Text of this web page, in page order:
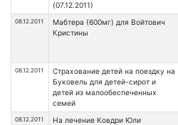
(07.12.2011)
08.12.2011
Мабтера (600мг) для Войтович
Кристины
08.12.2011
Страхование детей на поездку на
Буковель для детей-сирот и
детей из малообеспеченных
семей
08.12.2011 На лечение Ковдри Юли